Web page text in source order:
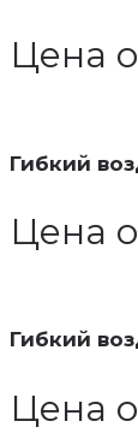
Цена
Гибкий
Цена
Гибкий
Цена